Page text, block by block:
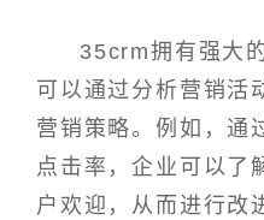
35crm拥有强大
可以通过分析营销活
营销策略。例如，通
点击率，企业可以了
户欢迎，从而进行改